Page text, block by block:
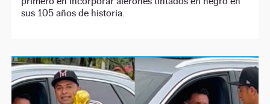
sus 105 años de historia.